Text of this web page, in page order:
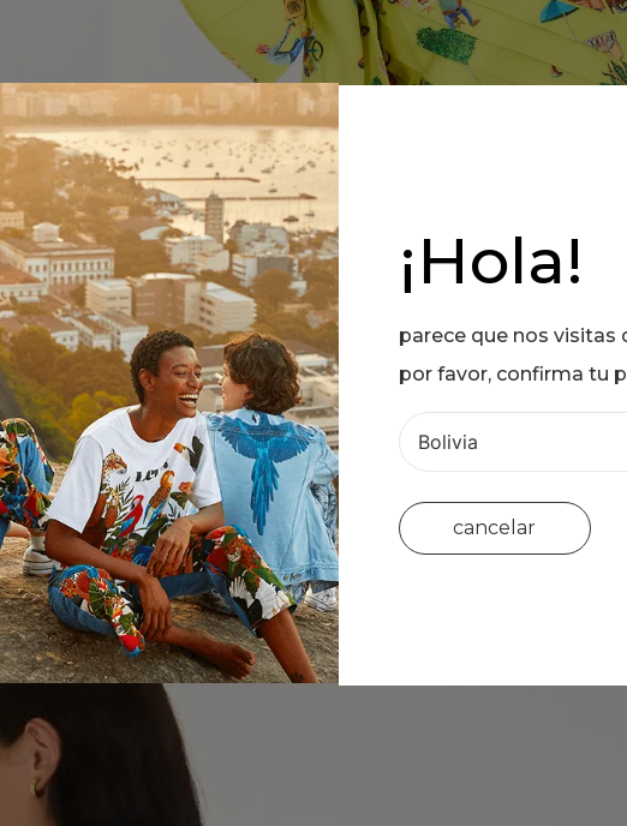
¡Hola!
parece que nos visitas
por favor, confirma tu
cancelar